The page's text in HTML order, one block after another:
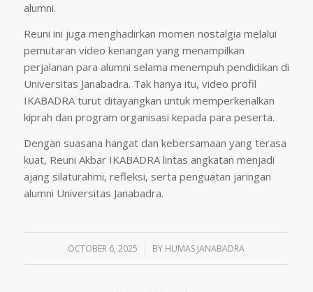
alumni.
Reuni ini juga menghadirkan momen nostalgia melalui
pemutaran video kenangan yang menampilkan
perjalanan para alumni selama menempuh pendidikan di
Universitas Janabadra. Tak hanya itu, video profil
IKABADRA turut ditayangkan untuk memperkenalkan
kiprah dan program organisasi kepada para peserta.
Dengan suasana hangat dan kebersamaan yang terasa
kuat, Reuni Akbar IKABADRA lintas angkatan menjadi
ajang silaturahmi, refleksi, serta penguatan jaringan
alumni Universitas Janabadra.
OCTOBER 6, 2025
/ BY HUMAS JANABADRA